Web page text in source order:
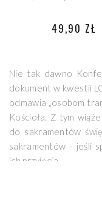
49,90 ZŁ
Nie tak dawno
dokument w kwestii
odmawia „osobom
Kościoła. Z tym
do sakramentów
sakramentów - jeśli
ich przyjęcia.
ideologicznego